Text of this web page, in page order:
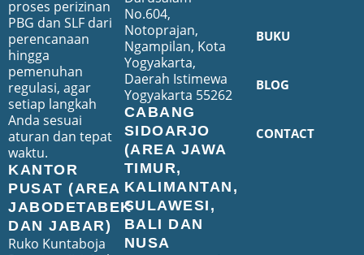
proses perizinan
PBG dan SLF dari
perencanaan
hingga
pemenuhan
regulasi, agar
setiap langkah
Anda sesuai
aturan dan tepat
waktu.
KANTOR
PUSAT (AREA
JABODETABEK
DAN JABAR)
Ruko Kuntaboja
No.604,
Notoprajan,
Ngampilan, Kota
Yogyakarta,
Daerah Istimewa
Yogyakarta 55262
CABANG
SIDOARJO
(AREA JAWA
TIMUR,
KALIMANTAN,
SULAWESI,
BALI DAN
NUSA
BUKU
BLOG
CONTACT